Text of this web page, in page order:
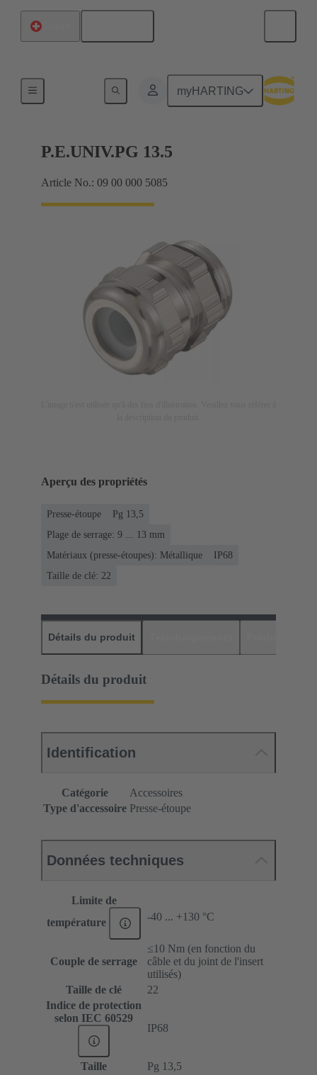
myHARTING
Presse-étoupes
P.E.UNIV.PG 13.5
Article No.: 09 00 000 5085
Aperçu des propriétés
Presse-étoupe
Pg 13,5
Plage de serrage: 9 ... 13 mm
Matériaux (presse-étoupes): Métallique
IP68
Taille de clé: 22
Détails du produit
Détails du produit
Identification
Catégorie
Accessoires
Type d'accessoire Presse-étoupe
Données techniques
Limite de
température
-40 ... +130 °C
Couple de serrage
≤10 Nm (en fonction du
câble et du joint de l'insert
utilisés)
Taille de clé
22
Indice de protection
selon IEC 60529
IP68
Taille
Pg 13,5